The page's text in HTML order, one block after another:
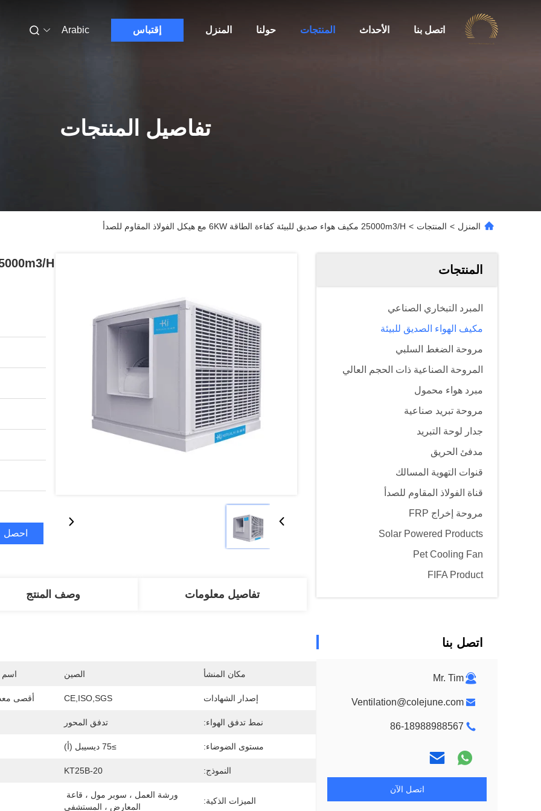
المنزل حولنا المنتجات الأحداث اتصل بنا إقتباس Arabic
تفاصيل المنتجات
المنزل > المنتجات > 25000m3/H مكيف هواء صديق للبيئة كفاءة الطاقة 6KW مع هيكل الفولاذ المقاوم للصدأ
المنتجات
المبرد التبخاري الصناعي
مكيف الهواء الصديق للبيئة
مروحة الضغط السلبي
المروحة الصناعية ذات الحجم العالي
مبرد هواء محمول
مروحة تبريد صناعية
جدار لوحة التبريد
مدفئ الحريق
قنوات التهوية المسالك
قناة الفولاذ المقاوم للصدأ
مروحة إخراج FRP
Solar Powered Products
Pet Cooling Fan
FIFA Product
اتصل بنا
Mr. Tim
Ventilation@colejune.com
86-18988988567
اتصل الآن
احصل
تفاصيل معلومات وصف المنتج
مكان المنشأ الصين اسم
إصدار الشهادات CE,ISO,SGS أقصى
نمط تدفق الهواء: تدفق المحور
مستوى الضوضاء: ≥75 ديسيبل (أ)
النموذج: KT25B-20
الميزات الذكية:
المعارض ، المستشفى